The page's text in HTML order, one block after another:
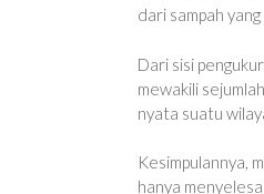
dari sampah
Dari sisi
mewakili
nyata suatu
Kesimpulannya,
hanya